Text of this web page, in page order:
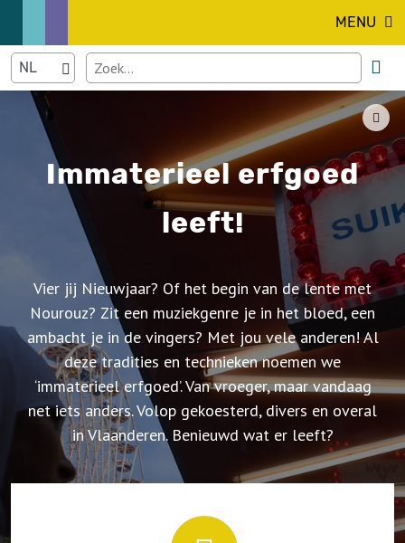
MENU
Immaterieel erfgoed
leeft!
Vier jij Nieuwjaar? Of het begin van de lente met
Nourouz? Zit een muziekgenre je in het bloed, een
ambacht je in de vingers? Met jou vele anderen! Al
deze tradities en technieken noemen we
‘immaterieel erfgoed’. Van vroeger, maar vandaag
net iets anders. Volop gekoesterd, divers en overal
in Vlaanderen. Benieuwd wat er leeft?